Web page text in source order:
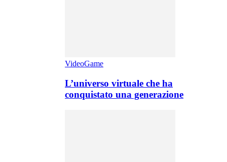
VideoGame
L’universo virtuale che ha
conquistato una generazione